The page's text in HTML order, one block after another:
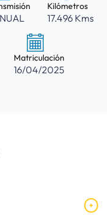
Kilómetros
17.496 Kms
Matriculación
16/04/2025